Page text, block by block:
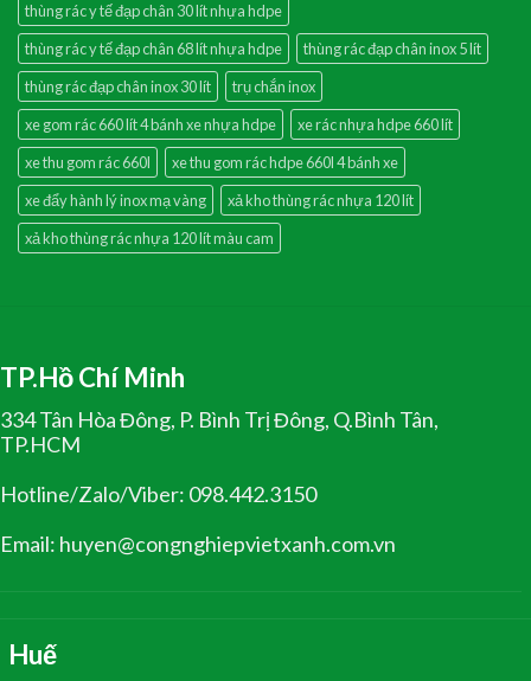
thùng rác y tế đạp chân 30 lít nhựa hdpe
thùng rác y tế đạp chân 68 lít nhựa hdpe
thùng rác đạp chân inox 5 lít
thùng rác đạp chân inox 30 lít
trụ chắn inox
xe gom rác 660 lít 4 bánh xe nhựa hdpe
xe rác nhựa hdpe 660 lít
xe thu gom rác 660l
xe thu gom rác hdpe 660l 4 bánh xe
xe đẩy hành lý inox mạ vàng
xả kho thùng rác nhựa 120 lít
xả kho thùng rác nhựa 120 lít màu cam
TP.Hồ Chí Minh
334 Tân Hòa Đông, P. Bình Trị Đông, Q.Bình Tân,
TP.HCM
Hotline/Zalo/Viber: 098.442.3150
Email: huyen@congnghiepvietxanh.com.vn
Huế